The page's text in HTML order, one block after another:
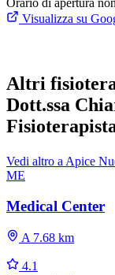
Orario di apertura
Visualizza su
Altri
Dott.ssa
Vedi altro a Apice
ME
Medical Center
A 7.68 km
4.1